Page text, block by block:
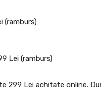
(ramburs)
Lei (ramburs)
299 Lei achitate online.